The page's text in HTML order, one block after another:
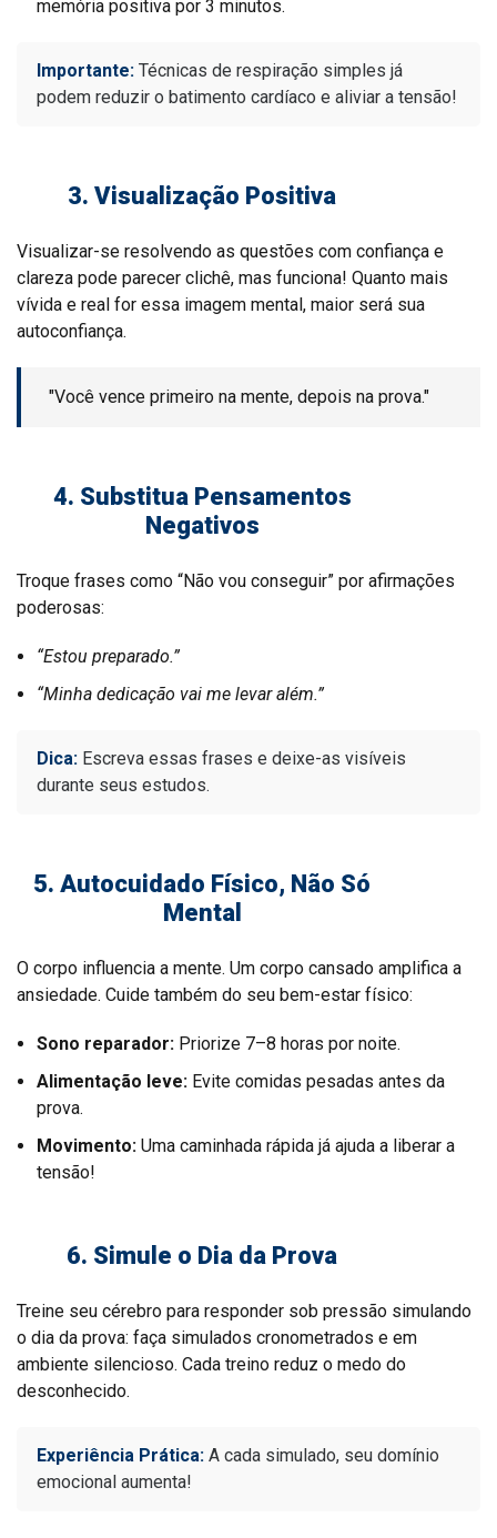
memória positiva por 3 minutos.
Importante: Técnicas de respiração simples já
podem reduzir o batimento cardíaco e aliviar a tensão!
3. Visualização Positiva
Visualizar-se resolvendo as questões com confiança e
clareza pode parecer clichê, mas funciona! Quanto mais
vívida e real for essa imagem mental, maior será sua
autoconfiança.
"Você vence primeiro na mente, depois na prova."
4. Substitua Pensamentos
Negativos
Troque frases como “Não vou conseguir” por afirmações
poderosas:
“Estou preparado.”
“Minha dedicação vai me levar além.”
Dica: Escreva essas frases e deixe-as visíveis
durante seus estudos.
5. Autocuidado Físico, Não Só
Mental
O corpo influencia a mente. Um corpo cansado amplifica a
ansiedade. Cuide também do seu bem-estar físico:
Sono reparador: Priorize 7–8 horas por noite.
Alimentação leve: Evite comidas pesadas antes da
prova.
Movimento: Uma caminhada rápida já ajuda a liberar a
tensão!
6. Simule o Dia da Prova
Treine seu cérebro para responder sob pressão simulando
o dia da prova: faça simulados cronometrados e em
ambiente silencioso. Cada treino reduz o medo do
desconhecido.
Experiência Prática: A cada simulado, seu domínio
emocional aumenta!